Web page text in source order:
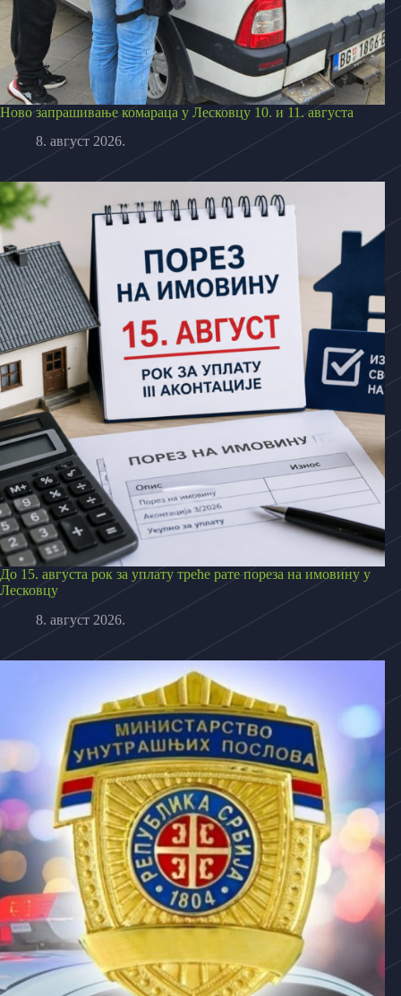
Ново запрашивање комараца у Лесковцу 10. и 11. августа
8. август 2026.
До 15. августа рок за уплату треће рате пореза на имовину у
Лесковцу
8. август 2026.